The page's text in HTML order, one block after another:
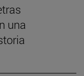
una